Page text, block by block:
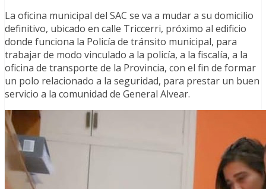
La oficina municipal del SAC se va a mudar a su domicilio
definitivo, ubicado en calle Triccerri, próximo al edificio
donde funciona la Policía de tránsito municipal, para
trabajar de modo vinculado a la policía, a la fiscalía, a la
oficina de transporte de la Provincia, con el fin de formar
un polo relacionado a la seguridad, para prestar un buen
servicio a la comunidad de General Alvear.